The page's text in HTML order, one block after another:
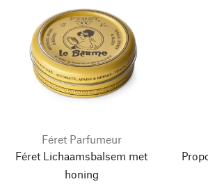
Féret Parfumeur
Féret Lichaamsbalsem met
honing